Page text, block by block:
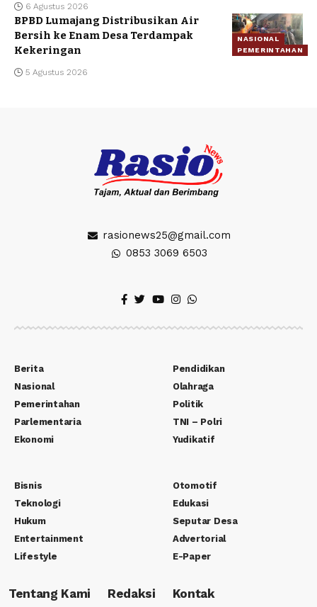
6 Agustus 2026
NASIONAL
PEMERINTAHAN
BPBD Lumajang Distribusikan Air
Bersih ke Enam Desa Terdampak
Kekeringan
5 Agustus 2026
rasionews25@gmail.com
0853 3069 6503
Berita
Nasional
Pemerintahan
Parlementaria
Ekonomi
Pendidikan
Olahraga
Politik
TNI – Polri
Yudikatif
Bisnis
Teknologi
Hukum
Entertainment
Lifestyle
Otomotif
Edukasi
Seputar Desa
Advertorial
E-Paper
Tentang Kami Redaksi Kontak